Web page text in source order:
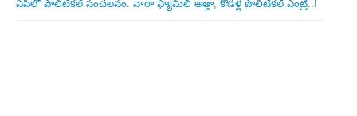
ఏపీలో పొలిటిక‌ల్ సంచ‌ల‌నం: నారా ఫ్యామిలీ అత్తా, కోడ‌ళ్ల పొలిటికల్ ఎంట్రీ..!